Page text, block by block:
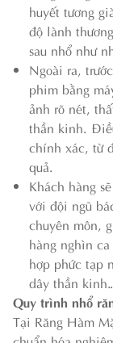
huyết tương
độ lành
sau nhổ như
Ngoài ra,
phim bằng
ảnh rõ nét,
thần kinh.
chính xác, từ
quả.
Khách hàng
với đội ngũ
chuyên môn,
hàng nghìn
hợp phức tạp
dây thần
Quy trình nhổ
Tại Răng Hàm